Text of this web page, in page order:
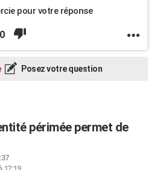
pour votre réponse
0
Posez votre question
périmée permet de